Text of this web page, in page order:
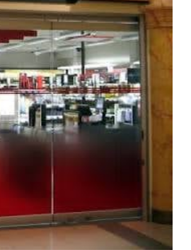
FLORENCE CONSTANTIN